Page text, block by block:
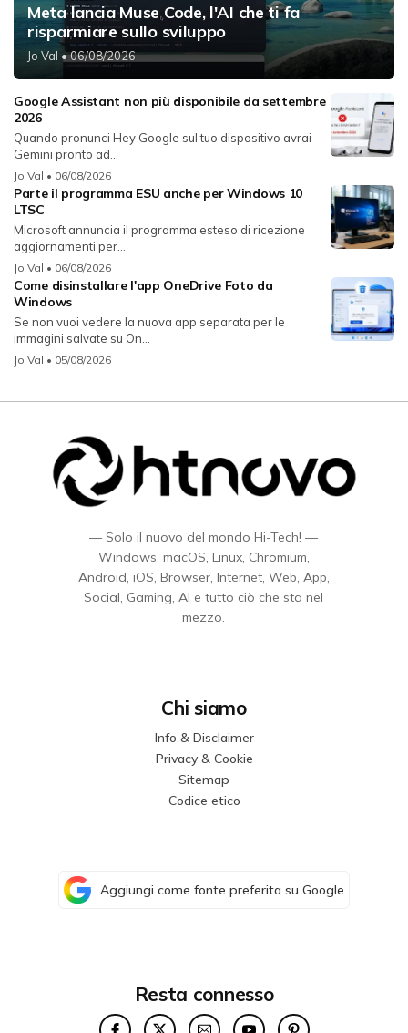
Meta lancia Muse Code, l'AI che ti fa
risparmiare sullo sviluppo
Jo Val • 06/08/2026
Google Assistant non più disponibile da settembre
2026
Quando pronunci Hey Google sul tuo dispositivo avrai
Gemini pronto ad...
Jo Val • 06/08/2026
Parte il programma ESU anche per Windows 10
LTSC
Microsoft annuncia il programma esteso di ricezione
aggiornamenti per...
Jo Val • 06/08/2026
Come disinstallare l'app OneDrive Foto da
Windows
Se non vuoi vedere la nuova app separata per le
immagini salvate su On...
Jo Val • 05/08/2026
— Solo il nuovo del mondo Hi-Tech! —
Windows, macOS, Linux, Chromium,
Android, iOS, Browser, Internet, Web, App,
Social, Gaming, AI e tutto ciò che sta nel
mezzo.
Chi siamo
Info & Disclaimer
Privacy & Cookie
Sitemap
Codice etico
Aggiungi come fonte preferita su Google
Resta connesso